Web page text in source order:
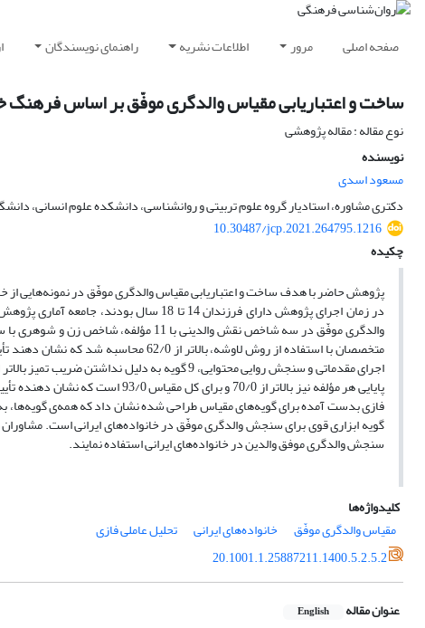
صفحه اصلی مرور اطلاعات نشریه راهنمای نویسندگان
ساخت و اعتباریابی مقیاس والدگری موفّق بر اساس فرهنگ
نوع مقاله : مقاله پژوهشی
نویسنده
مسعود اسدی
دکتری مشاوره، استادیار گروه علوم تربیتی و روانشناسی، دانشکده علوم انسانی،
10.30487/jcp.2021.264795.1216
چکیده
پژوهش حاضر با هدف ساخت و اعتباریابی مقیاس والدگری موفّق در نمونه‌هایی
والدگری موفّق در سه شاخص نقش والدینی
پایایی هر مؤلفه نیز بالاتر از
گویه ابزاری قوی برای سنجش والدگری موفّق در خانواده‌های ایرانی است.
سنجش والدگری موفق والدین در خانواده‌های ایرانی استفاده نمایند.
کلیدواژه‌ها
مقیاس والدگری موفّق
خانواده‌های ایرانی
تحلیل عاملی فازی
20.1001.1.25887211.1400.5.2.5.2
عنوان مقاله English